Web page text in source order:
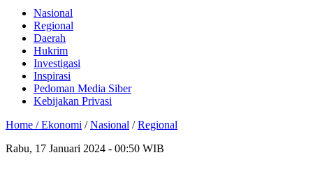
Nasional
Regional
Daerah
Hukrim
Investigasi
Inspirasi
Pedoman Media Siber
Kebijakan Privasi
Home /Ekonomi /Nasional /Regional
Rabu, 17 Januari 2024 - 00:50 WIB